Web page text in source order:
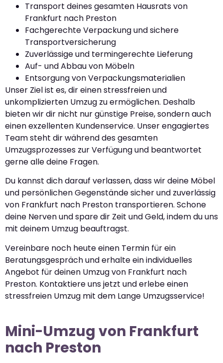
Transport deines gesamten Hausrats von
Frankfurt nach Preston
Fachgerechte Verpackung und sichere
Transportversicherung
Zuverlässige und termingerechte Lieferung
Auf- und Abbau von Möbeln
Entsorgung von Verpackungsmaterialien
Unser Ziel ist es, dir einen stressfreien und
unkomplizierten Umzug zu ermöglichen. Deshalb
bieten wir dir nicht nur günstige Preise, sondern auch
einen exzellenten Kundenservice. Unser engagiertes
Team steht dir während des gesamten
Umzugsprozesses zur Verfügung und beantwortet
gerne alle deine Fragen.
Du kannst dich darauf verlassen, dass wir deine Möbel
und persönlichen Gegenstände sicher und zuverlässig
von Frankfurt nach Preston transportieren. Schone
deine Nerven und spare dir Zeit und Geld, indem du uns
mit deinem Umzug beauftragst.
Vereinbare noch heute einen Termin für ein
Beratungsgespräch und erhalte ein individuelles
Angebot für deinen Umzug von Frankfurt nach
Preston. Kontaktiere uns jetzt und erlebe einen
stressfreien Umzug mit dem Lange Umzugsservice!
Mini-Umzug von Frankfurt
nach Preston